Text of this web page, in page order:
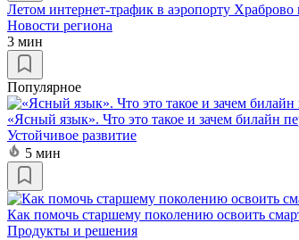
Летом интернет-трафик в аэропорту
Новости региона
3 мин
Популярное
«Ясный язык». Что это такое и зачем билайн
Устойчивое развитие
5 мин
Как помочь старшему поколению освоить
Продукты и решения